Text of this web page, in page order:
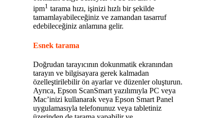
ipm1 tarama hızı, işinizi hızlı bir şekilde
tamamlayabileceğiniz ve zamandan tasarruf
edebileceğiniz anlamına gelir.
Esnek tarama
Doğrudan tarayıcının dokunmatik ekranından
tarayın ve bilgisayara gerek kalmadan
özelleştirilebilir ön ayarlar ve düzenler oluşturun.
Ayrıca, Epson ScanSmart yazılımıyla PC veya
Mac’inizi kullanarak veya Epson Smart Panel
uygulamasıyla telefonunuz veya tabletiniz